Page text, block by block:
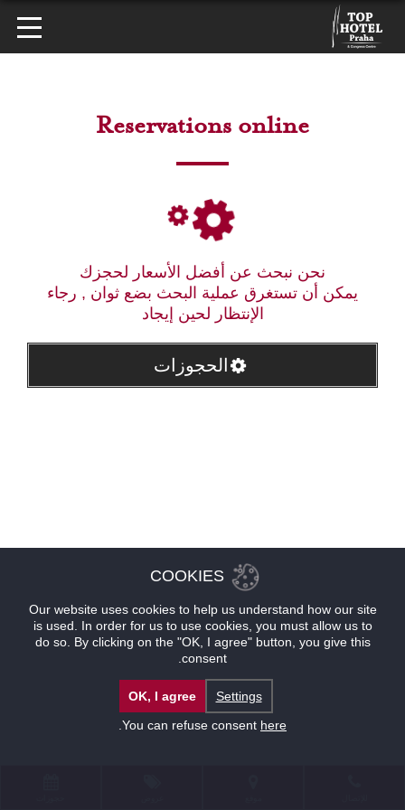
Reservations online
نحن نبحث عن أفضل الأسعار لحجزك
يمكن أن تستغرق عملية البحث بضع ثوان , رجاء
الإنتظار لحين إيجاد
الحجوزات
COOKIES
Our website uses cookies to help us understand how our site
is used. In order for us to use cookies, you must allow us to
do so. By clicking on the "OK, I agree" button, you give this
consent.
Settings
OK, I agree
You can refuse consent here
.